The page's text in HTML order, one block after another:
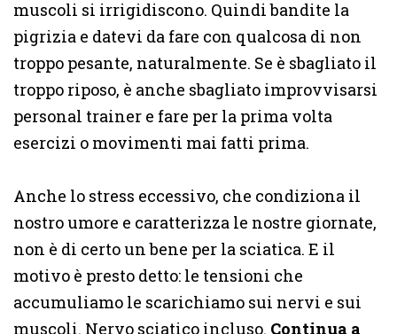
muscoli si irrigidiscono. Quindi bandite la
pigrizia e datevi da fare con qualcosa di non
troppo pesante, naturalmente. Se è sbagliato il
troppo riposo, è anche sbagliato improvvisarsi
personal trainer e fare per la prima volta
esercizi o movimenti mai fatti prima.
Anche lo stress eccessivo, che condiziona il
nostro umore e caratterizza le nostre giornate,
non è di certo un bene per la sciatica. E il
motivo è presto detto: le tensioni che
accumuliamo le scarichiamo sui nervi e sui
muscoli. Nervo sciatico incluso. Continua a